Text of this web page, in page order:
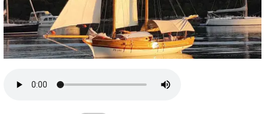
Uredništvo
Oglasi
Založnik